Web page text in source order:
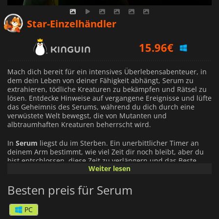
Star-Einzelhändler
15.96€
21.99€
Mach dich bereit für ein intensives Überlebensabenteuer, in
dem dein Leben von deiner Fähigkeit abhängt, Serum zu
extrahieren, tödliche Kreaturen zu bekämpfen und Rätsel zu
lösen. Entdecke Hinweise auf vergangene Ereignisse und lüfte
das Geheimnis des Serums, während du dich durch eine
verwüstete Welt bewegst, die von Mutanten und
albtraumhaften Kreaturen beherrscht wird.
In Serum liegst du im Sterben. Ein unerbittlicher Timer an
deinem Arm bestimmt, wie viel Zeit dir noch bleibt, aber du
bist entschlossen, diese Zeit zu verlängern und das Beste
daraus zu machen. Suche nach Ressourcen und sammle
du eine Vielzahl von Biomen erkundest. Dein Überleben
hängt von deiner Fähigkeit ab, die wertvolle Substanz zu
sammeln und ihre Geheimnisse zu entdecken.
Weiter lesen
Besten preis für Serum
PC